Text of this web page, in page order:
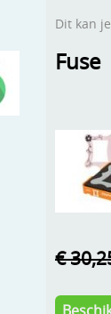
Dit kan
Fuse
€